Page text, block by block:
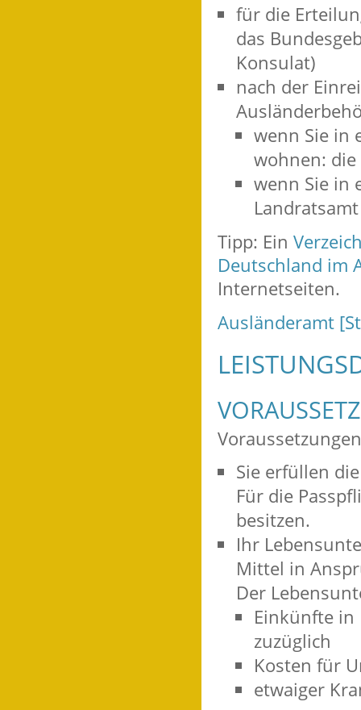
für die
das
Konsulat)
nach der
wenn Sie in
wohnen:
wenn Sie in
Landratsamt
Tipp: Ein
Deutschland im
Internetseiten.
Ausländeramt
Sie erfüllen
Für die
besitzen.
Ihr
Mittel in
Der
Einkünfte in
zuzüglich
Kosten für
etwaiger